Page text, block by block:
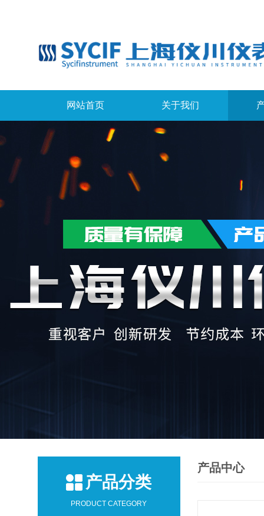
网站首页 关于我们
产品分类
PRODUCT CATEGORY
产品中心